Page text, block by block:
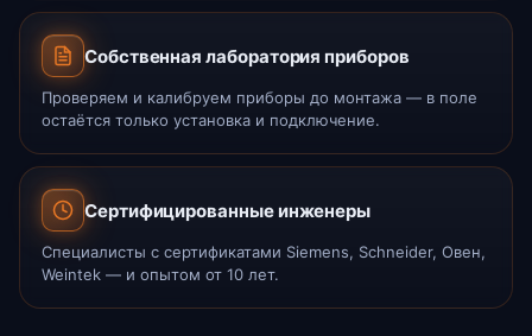
Собственная лаборатория приборов
Проверяем и калибруем приборы до монтажа — в поле
остаётся только установка и подключение.
Сертифицированные инженеры
Специалисты с сертификатами Siemens, Schneider, Овен,
Weintek — и опытом от 10 лет.